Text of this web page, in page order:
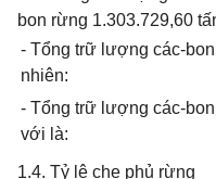
bon rừng 1.303.729,60
- Tổng trữ lượng các-
nhiên:
- Tổng trữ lượng các-
với là:
1.4. Tỷ lệ che phủ rừng